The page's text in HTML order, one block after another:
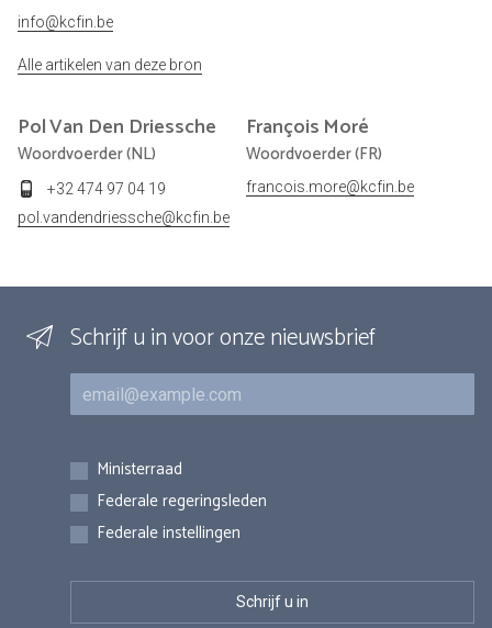
info@kcfin.be
Alle artikelen van deze bron
PolVan Den Driessche
Woordvoerder (NL)
+32 474 97 04 19
pol.vandendriessche@kcfin.be
François Moré
Woordvoerder (FR)
francois.more@kcfin.be
Schrijf u in voor onze nieuwsbrief
E-mail
Inschrijvingen
Ministerraad
Federale regeringsleden
Federale instellingen